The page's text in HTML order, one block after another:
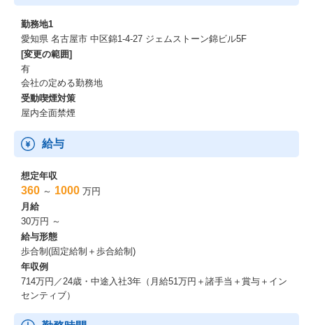
勤務地1
愛知県 名古屋市 中区錦1-4-27 ジェムストーン錦ビル5F
[変更の範囲]
有
会社の定める勤務地
受動喫煙対策
屋内全面禁煙
給与
想定年収
360 ～ 1000 万円
月給
30万円 ～
給与形態
歩合制(固定給制＋歩合給制)
年収例
714万円／24歳・中途入社3年（月給51万円＋諸手当＋賞与＋イン
センティブ）